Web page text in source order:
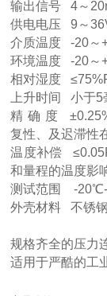
输出信号 4～
供电电压 9～
介质温度 -20～
环境温度 -20～
相对湿度
上升时间 小于
精 确 度
复性、及迟滞性
温度补偿
和量程的温度影
测试范围 -
外壳材料 不锈钢
规格齐全的压力
适用于严酷的工